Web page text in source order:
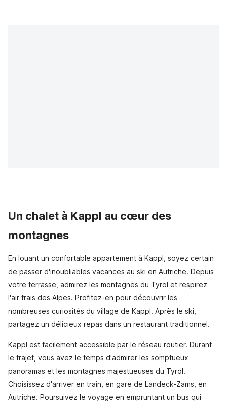
Un chalet à Kappl au cœur des
montagnes
En louant un confortable appartement à Kappl, soyez certain
de passer d'inoubliables vacances au ski en Autriche. Depuis
votre terrasse, admirez les montagnes du Tyrol et respirez
l'air frais des Alpes. Profitez-en pour découvrir les
nombreuses curiosités du village de Kappl. Après le ski,
partagez un délicieux repas dans un restaurant traditionnel.
Kappl est facilement accessible par le réseau routier. Durant
le trajet, vous avez le temps d'admirer les somptueux
panoramas et les montagnes majestueuses du Tyrol.
Choisissez d'arriver en train, en gare de Landeck-Zams, en
Autriche. Poursuivez le voyage en empruntant un bus qui